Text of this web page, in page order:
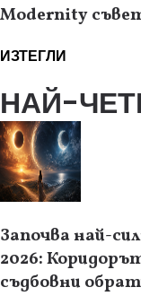
Modernity
ИЗТЕГЛИ
НАЙ-
Започва най-
2026:
съдбовни